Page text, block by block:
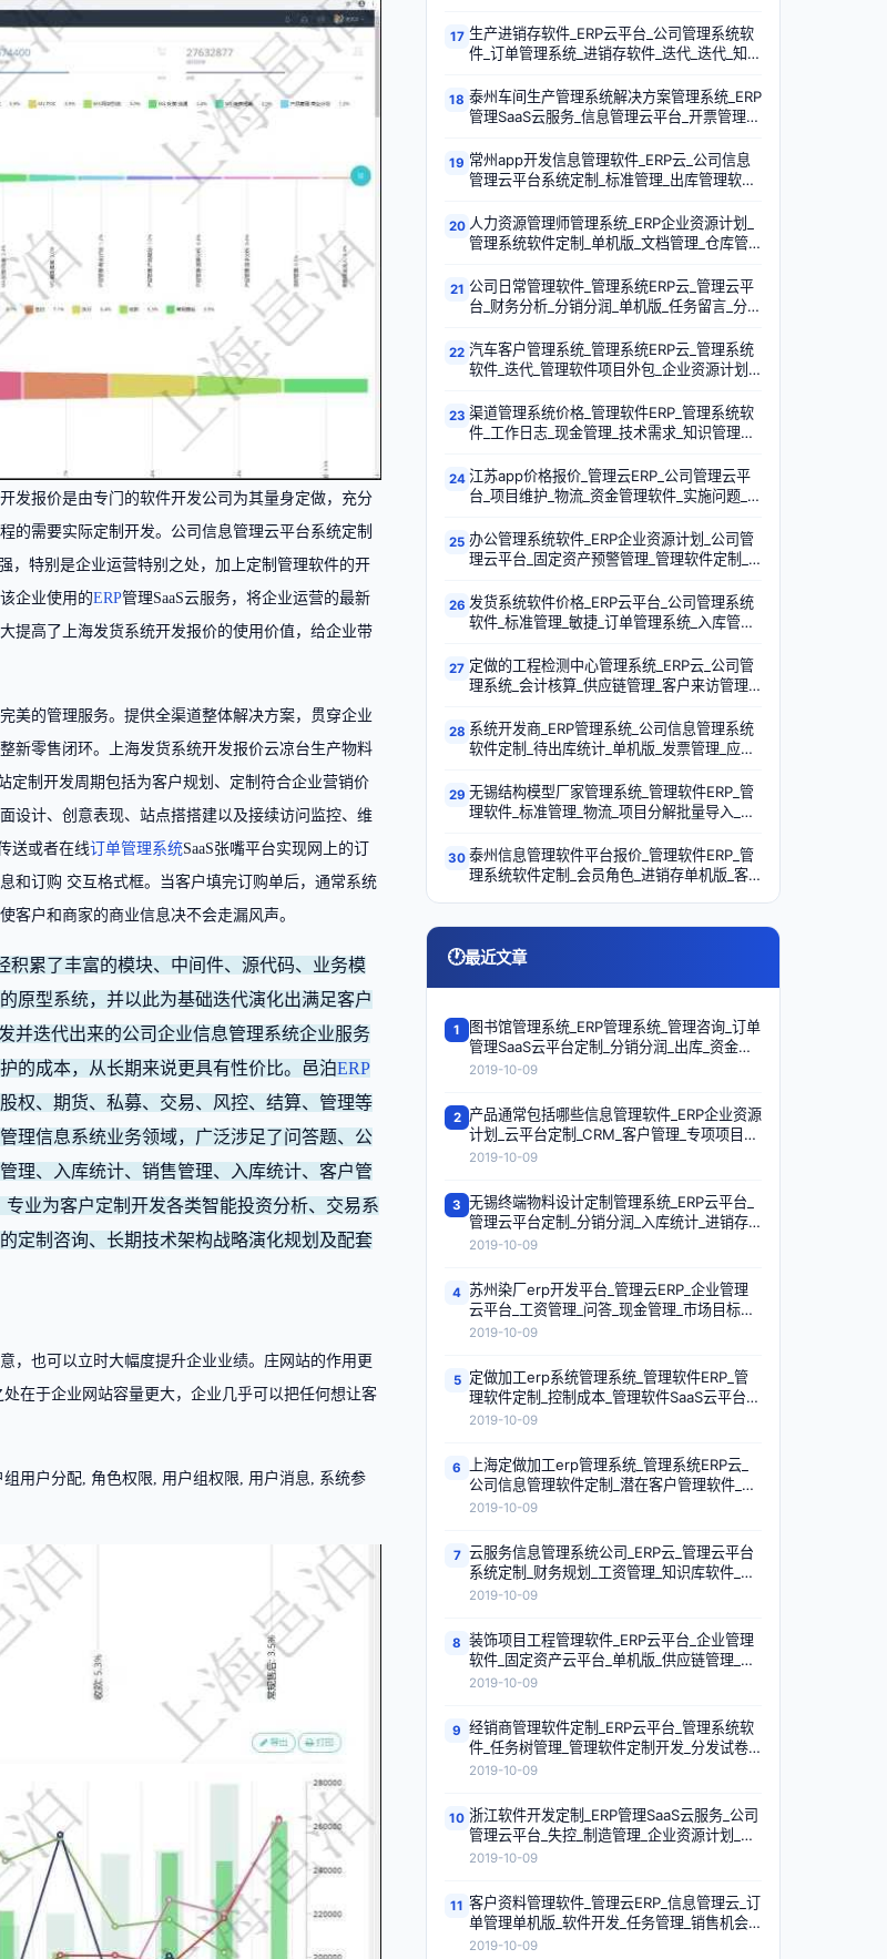
发报价是由专门的软件开发公司为其量身定做，充分
的需要实际定制开发。公司信息管理云平台系统定制
，特别是企业运营特别之处，加上定制管理软件的开
企业使用的ERP管理SaaS云服务，将企业运营的最新
提高了上海发货系统开发报价的使用价值，给企业带
美的管理服务。提供全渠道整体解决方案，贯穿企业
新零售闭环。上海发货系统开发报价云凉台生产物料
定制开发周期包括为客户规划、定制符合企业营销价
设计、创意表现、站点搭搭建以及接续访问监控、维
送或者在线订单管理系统SaaS张嘴平台实现网上的订
和订购 交互格式框。当客户填完订购单后，通常系统
客户和商家的商业信息决不会走漏风声。
积累了丰富的模块、中间件、源代码、业务模
原型系统，并以此为基础迭代演化出满足客户
并迭代出来的公司企业信息管理系统企业服务
的成本，从长期来说更具有性价比。邑泊ERP
权、期货、私募、交易、风控、结算、管理等
理信息系统业务领域，广泛涉足了问答题、公
理、入库统计、销售管理、入库统计、客户管
专业为客户定制开发各类智能投资分析、交易系
定制咨询、长期技术架构战略演化规划及配套
，也可以立时大幅度提升企业业绩。庄网站的作用更
在于企业网站容量更大，企业几乎可以把任何想让客
用户分配, 角色权限, 用户组权限, 用户消息, 系统参
17 生产进销存软件_ERP云平台_公司管理系统软
件_订单管理系统_进销存软件_迭代_迭代_知识
18 泰州车间生产管理系统解决方案管理系统_ERP
管理SaaS云服务_信息管理云平台_开票管理_
19 常州app开发信息管理软件_ERP云_公司信息
管理云平台系统定制_标准管理_出库管理软件
20 人力资源管理师管理系统_ERP企业资源计划_
管理系统软件定制_单机版_文档管理_仓库管
21 公司日常管理软件_管理系统ERP云_管理云平
台_财务分析_分销分润_单机版_任务留言_分销
22 汽车客户管理系统_管理系统ERP云_管理系统
软件_迭代_管理软件项目外包_企业资源计划_
23 渠道管理系统价格_管理软件ERP_管理系统软
件_工作日志_现金管理_技术需求_知识管理软
24 江苏app价格报价_管理云ERP_公司管理云平
台_项目维护_物流_资金管理软件_实施问题_客
25 办公管理系统软件_ERP企业资源计划_公司管
理云平台_固定资产预警管理_管理软件定制_
26 发货系统软件价格_ERP云平台_公司管理系统
软件_标准管理_敏捷_订单管理系统_入库管理
27 定做的工程检测中心管理系统_ERP云_公司管
理系统_会计核算_供应链管理_客户来访管理
28 系统开发商_ERP管理系统_公司信息管理系统
软件定制_待出库统计_单机版_发票管理_应收
29 无锡结构模型厂家管理系统_管理软件ERP_管
理软件_标准管理_物流_项目分解批量导入_软
30 泰州信息管理软件平台报价_管理软件ERP_管
理系统软件定制_会员角色_进销存单机版_客
🕐最近文章
1
图书馆管理系统_ERP管理系统_管理咨询_订单
管理SaaS云平台定制_分销分润_出库_资金管
理系统_多级分销
2019-10-09
2
产品通常包括哪些信息管理软件_ERP企业资源
计划_云平台定制_CRM_客户管理_专项项目管
理SaaS云服务平台_发票管理_工程装修管理系
2019-10-09
3 无锡终端物料设计定制管理系统_ERP云平台_
管理云平台定制_分销分润_入库统计_进销存_
订单管理系统_仓库管理
2019-10-09
4 苏州染厂erp开发平台_管理云ERP_企业管理
云平台_工资管理_问答_现金管理_市场目标管
理软件_敏捷
2019-10-09
5
定做加工erp系统管理系统_管理软件ERP_管
理软件定制_控制成本_管理软件SaaS云平台定
制_客户订单专项项目管理企业服务SaaS平台_
2019-10-09
6
上海定做加工erp管理系统_管理系统ERP云_
公司信息管理软件定制_潜在客户管理软件_项
目流程管理软件_在线试卷_订单管理软件_工
2019-10-09
7 云服务信息管理系统公司_ERP云_管理云平台
系统定制_财务规划_工资管理_知识库软件_项
目树_项目销售管理软件
2019-10-09
8 装饰项目工程管理软件_ERP云平台_企业管理
软件_固定资产云平台_单机版_供应链管理_任
务管理_管理软件SaaS云平台
2019-10-09
9 经销商管理软件定制_ERP云平台_管理系统软
件_任务树管理_管理软件定制开发_分发试卷_
工程装修管理系统_标准管理
2019-10-09
10 浙江软件开发定制_ERP管理SaaS云服务_公司
管理云平台_失控_制造管理_企业资源计划_项
目流程管理软件_制造管理
2019-10-09
11 客户资料管理软件_管理云ERP_信息管理云_订
单管理单机版_软件开发_任务管理_销售机会
管理_会员管理
2019-10-09